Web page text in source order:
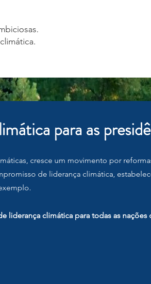
para as
cresce um movimento por
de liderança climática,
climática para todas as nações